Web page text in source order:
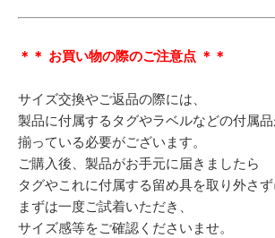
＊＊ お買い物の際のご注意点 ＊＊
サイズ交換やご返品の際には、
製品に付属するタグやラベルなどの付属
揃っている必要がございます。
ご購入後、製品がお手元に届きましたら
タグやこれに付属する留め具を取り外さず
まずは一度ご試着いただき、
サイズ感等をご確認くださいませ。